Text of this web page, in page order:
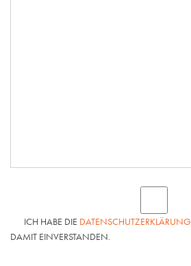
ICH HABE DIE DATENSCHUTZERKLÄRUNG
DAMIT EINVERSTANDEN.